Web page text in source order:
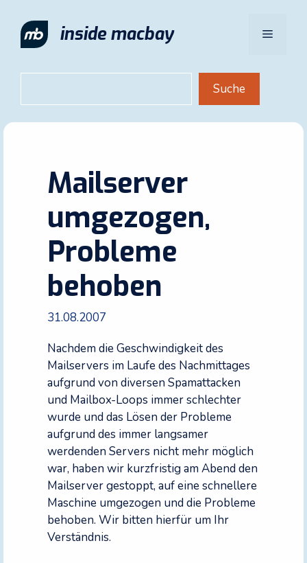
Inhalt
springen
inside macbay Menü
Suche
Mailserver
umgezogen,
Probleme
behoben
31.08.2007
Nachdem die Geschwindigkeit des
Mailservers im Laufe des Nachmittages
aufgrund von diversen Spamattacken
und Mailbox-Loops immer schlechter
wurde und das Lösen der Probleme
aufgrund des immer langsamer
werdenden Servers nicht mehr möglich
war, haben wir kurzfristig am Abend den
Mailserver gestoppt, auf eine schnellere
Maschine umgezogen und die Probleme
behoben. Wir bitten hierfür um Ihr
Verständnis.